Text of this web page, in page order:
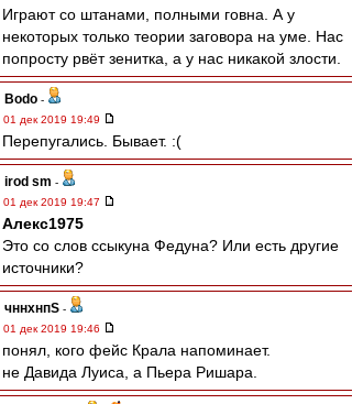
Играют со штанами, полными говна. А у
некоторых только теории заговора на уме. Нас
попросту рвёт зенитка, а у нас никакой злости.
Bodo -
01 дек 2019 19:49
Перепугались. Бывает. :(
irod sm -
01 дек 2019 19:47
Алекс1975
Это со слов ссыкуна Федуна? Или есть другие
источники?
чннхнпS -
01 дек 2019 19:46
понял, кого фейс Крала напоминает.
не Давида Луиса, а Пьера Ришара.